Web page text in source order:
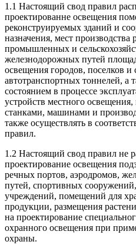
1.1 Настоящий свод правил
проектированне освещения
реконструируемых зданий и
назначения, мест
промышленных и
железнодорожных путей
освещения городов, поселков
автотранспортных тоннелей, а
состоянием в процессе
устройств местного
станками, машинами и
также осуществлять в
правил.
1.2 Настоящий свод правил не
проектирование освещения
речных портов, аэродромов,
путей, спортивных
учреждений, помещений для
продукции, размещения
на проектирование
охранного освещения при
охраны.